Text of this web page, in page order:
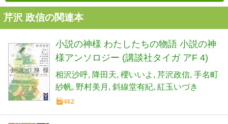
芹沢 政信の関連本
小説の神様 わたしたちの物語 小説の神
様アンソロジー (講談社タイガ アF 4)
相沢沙呼 降田天 櫻いいよ 芹沢政信 手名町
紗帆 野村美月 斜線堂有紀 紅玉いづき
462